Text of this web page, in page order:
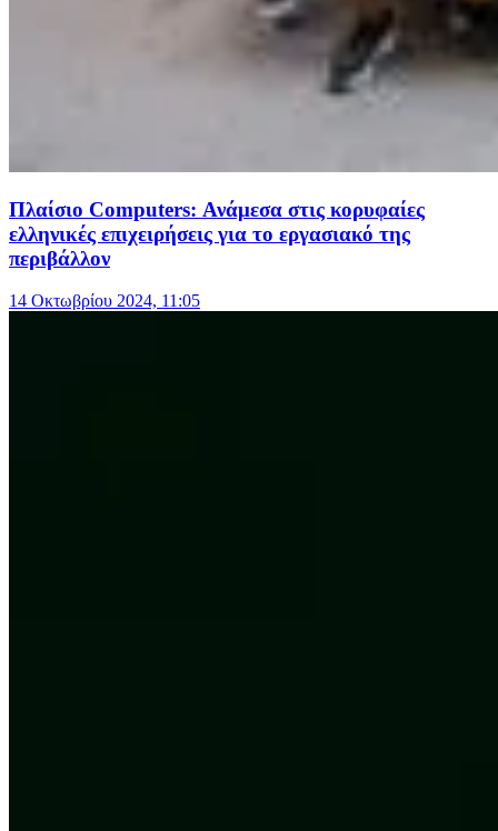
Πλαίσιο Computers: Ανάμεσα στις κορυφαίες
ελληνικές επιχειρήσεις για το εργασιακό της
περιβάλλον
14 Οκτωβρίου 2024, 11:05